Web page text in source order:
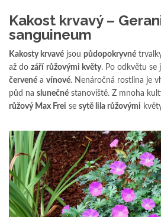
Kakost krvavý –
sanguineum
Kakosty krvavé jsou půdopokryvné
až do září růžovými květy. Po odkvětu se
červené a vínové. Nenáročná rostlina je
půd na slunečné stanoviště. Z mnoha
růžový Max Frei se sytě lila růžovými